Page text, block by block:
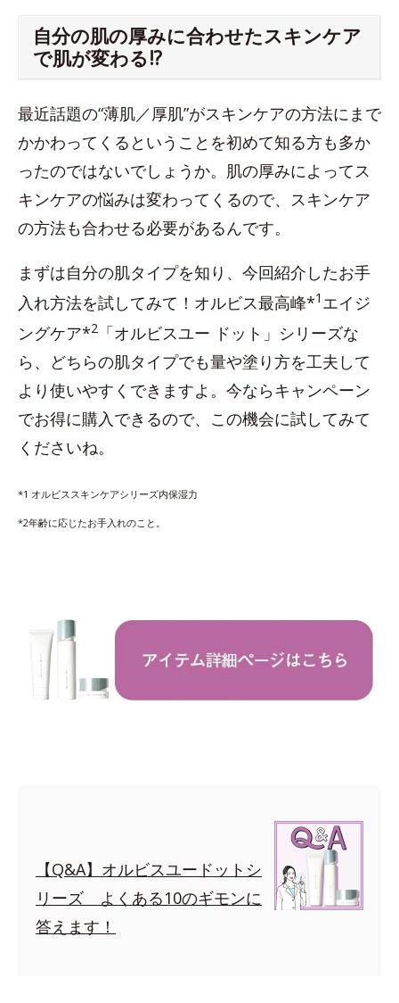
自分の肌の厚みに合わせたスキンケア
で肌が変わる!?
最近話題の“薄肌／厚肌”がスキンケアの方法にまで
かかわってくるということを初めて知る方も多か
ったのではないでしょうか。肌の厚みによってス
キンケアの悩みは変わってくるので、スキンケア
の方法も合わせる必要があるんです。
まずは自分の肌タイプを知り、今回紹介したお手
入れ方法を試してみて！オルビス最高峰*1 エイジ
ングケア*2 「オルビスユー ドット」シリーズな
ら、どちらの肌タイプでも量や塗り方を工夫して
より使いやすくできますよ。今ならキャンペーン
でお得に購入できるので、この機会に試してみて
くださいね。
*1 オルビススキンケアシリーズ内保湿力
*2年齢に応じたお手入れのこと。
【Q&A】オルビスユードットシ
リーズ よくある10のギモンに
答えます！